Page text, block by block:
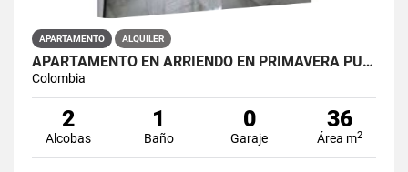
APARTAMENTO ALQUILER
APARTAMENTO EN ARRIENDO EN PRIMAVERA PUENTE ARANDA PRIMAVERA 6-39 ET 2
Colombia
2
Alcobas
1
Baño
0
Garaje
36
Área m2